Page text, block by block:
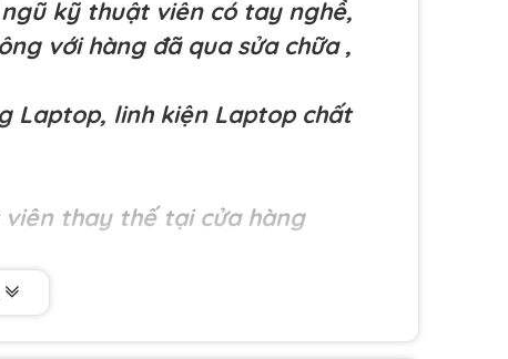
kỹ thuật viên có tay nghề,
với hàng đã qua sửa chữa ,
Laptop, linh kiện Laptop chất
thay thế tại cửa hàng